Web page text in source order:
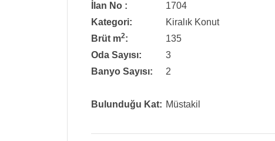
İlan No : 1704
Kategori:
Kiralık Konut
Brüt m2: 135
Oda Sayısı:
3
Banyo Sayısı:
2
Bulunduğu Kat: Müstakil